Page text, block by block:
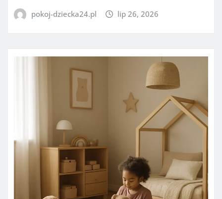
pokoj-dziecka24.pl lip 26, 2026